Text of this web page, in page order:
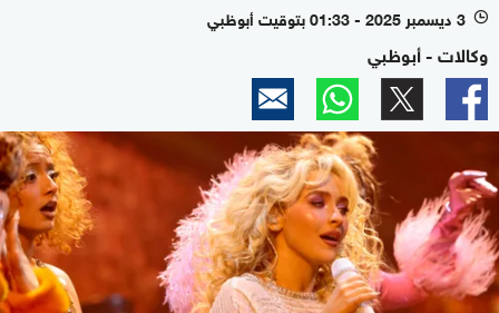
l 3 ديسمبر 2025 - 01:33 بتوقيت أبوظبي
وكالات - أبوظبي